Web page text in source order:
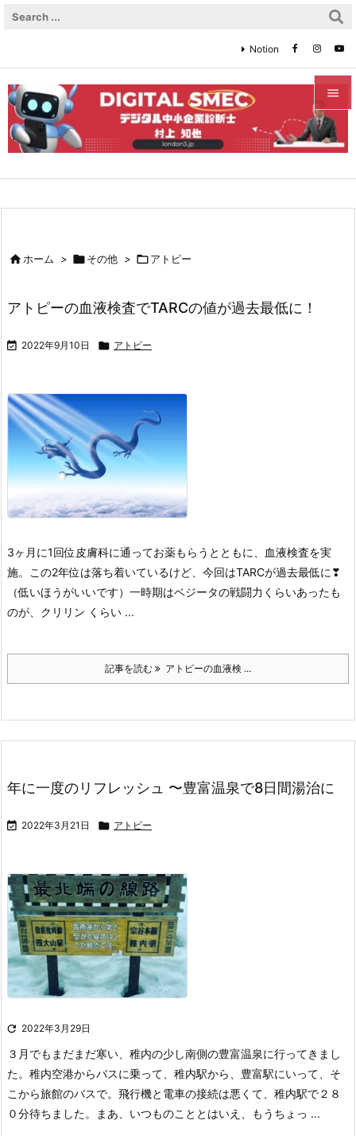


メニュ

Notion
ホーム > その他 > アトピー
アトピーの血液検査でTARCの値が過去最低に！
 2022年9月10日  アトピー
3ヶ月に1回位皮膚科に通ってお薬もらうとともに、血液検査を実
施。
この2年位は落ち着いているけど、今回はTARCが過去最低に❣
（低いほうがいいです） 一時期はベジータの戦闘力くらいあったも
のが、クリリン くらい ...
記事を読む アトピーの血液検 ...
年に一度のリフレッシュ 〜豊富温泉で8日間湯治に
 2022年3月21日  アトピー
 2022年3月29日
３月でもまだまだ寒い、稚内の少し南側の豊富温泉に行ってきまし
た。稚内空港からバスに乗って、稚内駅から、豊富駅にいって、そ
こから旅館のバスで。飛行機と電車の接続は悪くて、稚内駅で２８
０分待ちました。まあ、いつものこととはいえ、もうちょっ ...